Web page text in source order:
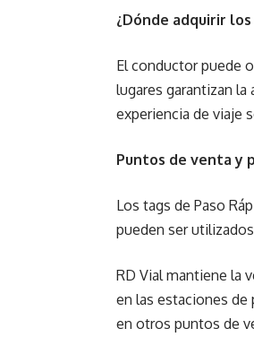
¿Dónde adquirir
El conductor puede
lugares garantizan
experiencia de viaje
Puntos de venta y
Los tags de Paso
pueden ser
RD Vial mantiene la
en las estaciones de
en otros puntos de